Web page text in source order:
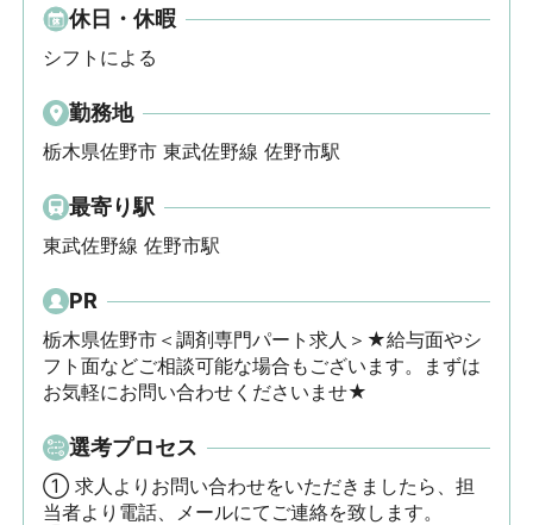
休日・休暇
シフトによる
勤務地
栃木県佐野市 東武佐野線 佐野市駅
最寄り駅
東武佐野線 佐野市駅
PR
栃木県佐野市＜調剤専門パート求人＞★給与面やシ
フト面などご相談可能な場合もございます。まずは
お気軽にお問い合わせくださいませ★
選考プロセス
① 求人よりお問い合わせをいただきましたら、担
当者より電話、メールにてご連絡を致します。